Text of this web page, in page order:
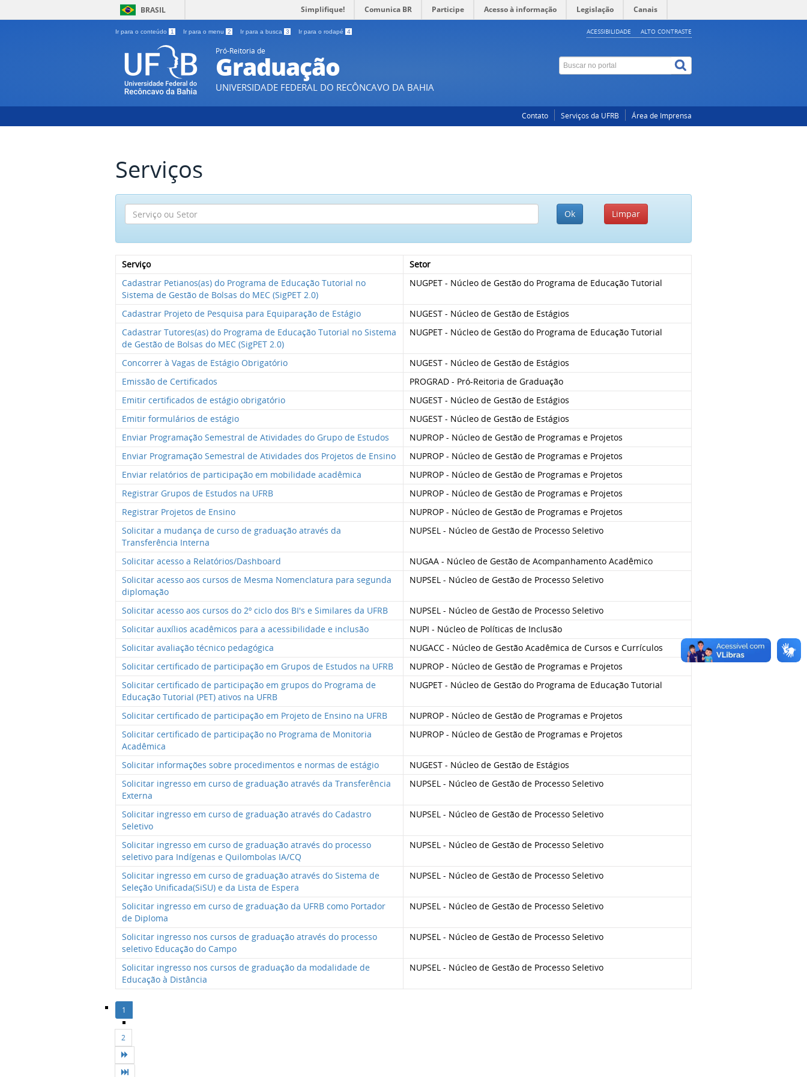
BRASIL Simplifique! Comunica BR Participe Acesso à informação Legislação Canais
Ir para o conteúdo 1 Ir para o menu 2 Ir para a busca 3 Ir para o rodapé 4 ACESSIBILIDADE ALTO CONTRASTE
Pró-Reitoria de
Graduação
UNIVERSIDADE FEDERAL DO RECÔNCAVO DA BAHIA
Contato Serviços da UFRB Área de Imprensa
Serviços
Serviço
Setor
Cadastrar Petianos(as) do Programa de Educação Tutorial no
Sistema de Gestão de Bolsas do MEC (SigPET 2.0)
NUGPET - Núcleo de Gestão do Programa de Educação Tutorial
Cadastrar Projeto de Pesquisa para Equiparação de Estágio
NUGEST - Núcleo de Gestão de Estágios
Cadastrar Tutores(as) do Programa de Educação Tutorial no Sistema
de Gestão de Bolsas do MEC (SigPET 2.0)
NUGPET - Núcleo de Gestão do Programa de Educação Tutorial
Concorrer à Vagas de Estágio Obrigatório
NUGEST - Núcleo de Gestão de Estágios
Emissão de Certificados
PROGRAD - Pró-Reitoria de Graduação
Emitir certificados de estágio obrigatório
NUGEST - Núcleo de Gestão de Estágios
Emitir formulários de estágio
NUGEST - Núcleo de Gestão de Estágios
Enviar Programação Semestral de Atividades do Grupo de Estudos
NUPROP - Núcleo de Gestão de Programas e Projetos
Enviar Programação Semestral de Atividades dos Projetos de Ensino
NUPROP - Núcleo de Gestão de Programas e Projetos
Enviar relatórios de participação em mobilidade acadêmica
NUPROP - Núcleo de Gestão de Programas e Projetos
Registrar Grupos de Estudos na UFRB
NUPROP - Núcleo de Gestão de Programas e Projetos
Registrar Projetos de Ensino
NUPROP - Núcleo de Gestão de Programas e Projetos
Solicitar a mudança de curso de graduação através da
Transferência Interna
NUPSEL - Núcleo de Gestão de Processo Seletivo
Solicitar acesso a Relatórios/Dashboard
NUGAA - Núcleo de Gestão de Acompanhamento Acadêmico
Solicitar acesso aos cursos de Mesma Nomenclatura para segunda
diplomação
NUPSEL - Núcleo de Gestão de Processo Seletivo
Solicitar acesso aos cursos do 2º ciclo dos BI's e Similares da UFRB
NUPSEL - Núcleo de Gestão de Processo Seletivo
Solicitar auxílios acadêmicos para a acessibilidade e inclusão
NUPI - Núcleo de Políticas de Inclusão
Solicitar avaliação técnico pedagógica
NUGACC - Núcleo de Gestão Acadêmica de Cursos e Currículos
Solicitar certificado de participação em Grupos de Estudos na UFRB
NUPROP - Núcleo de Gestão de Programas e Projetos
Solicitar certificado de participação em grupos do Programa de
Educação Tutorial (PET) ativos na UFRB
NUGPET - Núcleo de Gestão do Programa de Educação Tutorial
Solicitar certificado de participação em Projeto de Ensino na UFRB
NUPROP - Núcleo de Gestão de Programas e Projetos
Solicitar certificado de participação no Programa de Monitoria
Acadêmica
NUPROP - Núcleo de Gestão de Programas e Projetos
Solicitar informações sobre procedimentos e normas de estágio
NUGEST - Núcleo de Gestão de Estágios
Solicitar ingresso em curso de graduação através da Transferência
Externa
NUPSEL - Núcleo de Gestão de Processo Seletivo
Solicitar ingresso em curso de graduação através do Cadastro
Seletivo
NUPSEL - Núcleo de Gestão de Processo Seletivo
Solicitar ingresso em curso de graduação através do processo
seletivo para Indígenas e Quilombolas IA/CQ
NUPSEL - Núcleo de Gestão de Processo Seletivo
Solicitar ingresso em curso de graduação através do Sistema de
Seleção Unificada(SiSU) e da Lista de Espera
NUPSEL - Núcleo de Gestão de Processo Seletivo
Solicitar ingresso em curso de graduação da UFRB como Portador
de Diploma
NUPSEL - Núcleo de Gestão de Processo Seletivo
Solicitar ingresso nos cursos de graduação através do processo
seletivo Educação do Campo
NUPSEL - Núcleo de Gestão de Processo Seletivo
Solicitar ingresso nos cursos de graduação da modalidade de
Educação à Distância
NUPSEL - Núcleo de Gestão de Processo Seletivo
1
2